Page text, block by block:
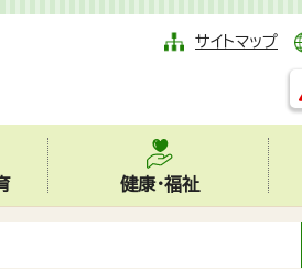
サイトマップ
健康・福祉